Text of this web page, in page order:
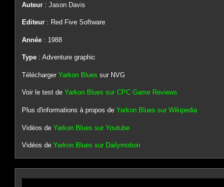
Auteur: Jason Davis
Editeur: Red Five Software
Année: 1988
Type: Adventure graphic
Télécharger Yarkon Blues sur NVG
Voir le test de Yarkon Blues sur CPC Game Reviews
Plus d'informations à propos de Yarkon Blues sur Wikipedia
Vidéos de Yarkon Blues sur Youtube
Vidéos de Yarkon Blues sur Dailymotion